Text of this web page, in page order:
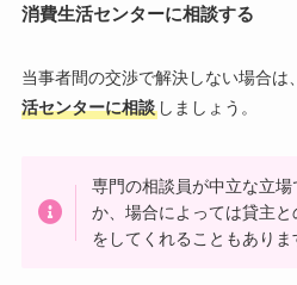
消費生活センターに相談する
当事者間の交渉で解決しない場合は、
活センターに相談しましょう。
専門の相談員が中立な立
か、場合によっては貸主と
をしてくれることもありま